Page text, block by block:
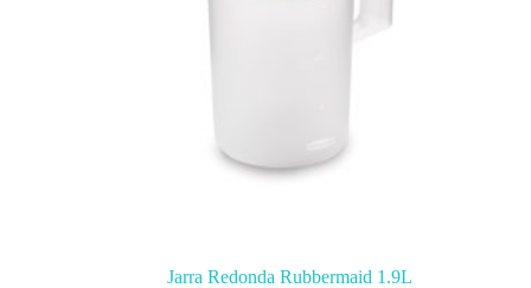
Jarra Redonda Rubbermaid 1.9L